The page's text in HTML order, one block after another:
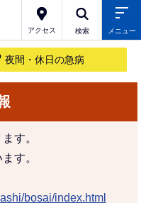
アクセス 検索 メニュー
夜間・休日の急病
す。
す。
bosai/index.html